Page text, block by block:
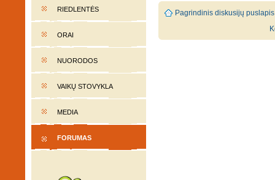
RIEDLENTĖS
ORAI
NUORODOS
VAIKŲ STOVYKLA
MEDIA
FORUMAS
Pagrindinis diskusijų puslapis